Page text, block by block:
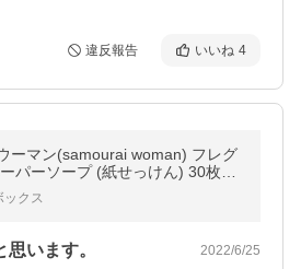
違反報告 いいね 4
ーマン(samourai woman) フレグ
パーソープ (紙せっけん) 30枚入
SPR【メール便送料無料】
ックス
います。 2022/6/25